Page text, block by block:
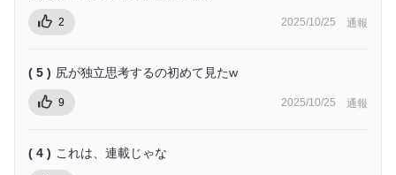
2 2025/10/25 通報
( 5 ) 尻が独立思考するの初めて見たw
9 2025/10/25 通報
( 4 ) これは、連載じゃな